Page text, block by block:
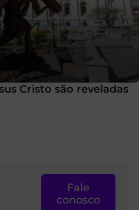
Cristo são reveladas
Fale
conosco